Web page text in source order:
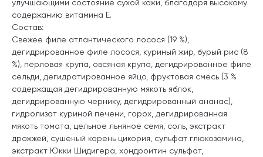
улучшающими состояние сухой кожи, благодаря высокому
содержанию витамина Е.
Состав:
Свежее филе атлантического лосося (19 %),
дегидрированное филе лосося, куриный жир, бурый рис (8
%), перловая крупа, овсяная крупа, дегидрированное филе
сельди, дегидратированное яйцо, фруктовая смесь (3 %
содержащая дегидрированную мякоть яблок,
дегидрированную чернику, дегидрированный ананас),
гидролизат куриной печени, горох, дегидрированная
мякоть томата, цельное льняное семя, соль, экстракт
дрожжей, сушеный корень цикория, сульфат глюкозамина,
экстракт Юкки Шидигера, хондроитин сульфат,